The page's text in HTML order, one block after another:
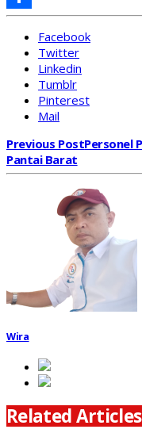
Share
Facebook
Twitter
Linkedin
Tumblr
Pinterest
Mail
Previous PostPersonel
Pantai Barat
Wira
Related Articles